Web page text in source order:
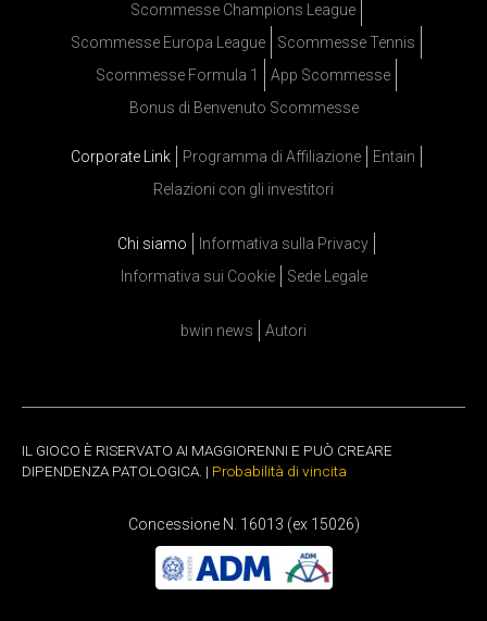
Scommesse Champions League
Scommesse Europa League
Scommesse Tennis
Scommesse Formula 1
App Scommesse
Bonus di Benvenuto Scommesse
Corporate Link Programma di Affiliazione
Entain
Relazioni con gli investitori
Chi siamo
Informativa sulla Privacy
Informativa sui Cookie
Sede Legale
bwin news Autori
IL GIOCO È RISERVATO AI MAGGIORENNI E PUÒ CREARE
DIPENDENZA PATOLOGICA. | Probabilità di vincita
Concessione N. 16013 (ex 15026)